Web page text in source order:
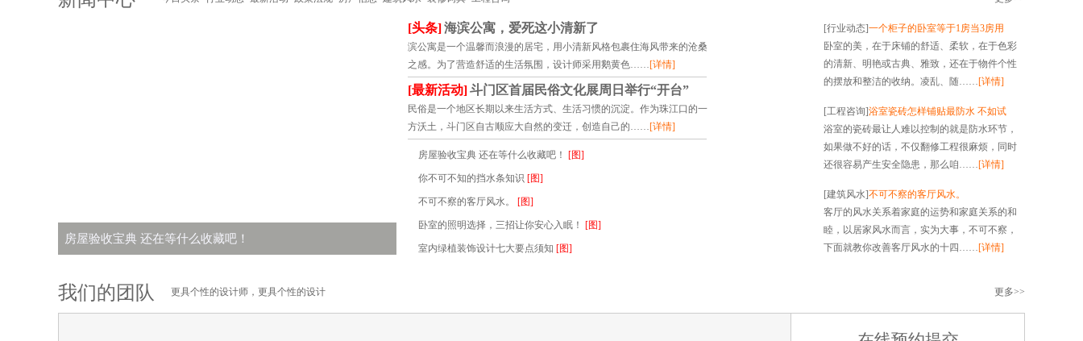
[头条]海滨公寓，爱死这小清新了
滨公寓是一个温馨而浪漫的居宅，用小清新风格包裹住海风带来的沧桑
之感。为了营造舒适的生活氛围，设计师采用鹅黄色……[详情]
[最新活动]斗门区首届民俗文化展周日举行“开台”
民俗是一个地区长期以来生活方式、生活习惯的沉淀。作为珠江口的一
方沃土，斗门区自古顺应大自然的变迁，创造自己的……[详情]
房屋验收宝典 还在等什么收藏吧！ [图]
你不可不知的挡水条知识 [图]
不可不察的客厅风水。 [图]
卧室的照明选择，三招让你安心入眠！ [图]
室内绿植装饰设计七大要点须知 [图]
[行业动态]一个柜子的卧室等于1房当3房用
卧室的美，在于床铺的舒适、柔软，在于色彩
的清新、明艳或古典、雅致，还在于物件个性
的摆放和整洁的收纳。凌乱、随……[详情]
[工程咨询]浴室瓷砖怎样铺贴最防水 不如试
浴室的瓷砖最让人难以控制的就是防水环节，
如果做不好的话，不仅翻修工程很麻烦，同时
还很容易产生安全隐患，那么咱……[详情]
[建筑风水]不可不察的客厅风水。
客厅的风水关系着家庭的运势和家庭关系的和
睦，以居家风水而言，实为大事，不可不察，
下面就教你改善客厅风水的十四……[详情]
我们的团队 更具个性的设计师，更具个性的设计 更多>>